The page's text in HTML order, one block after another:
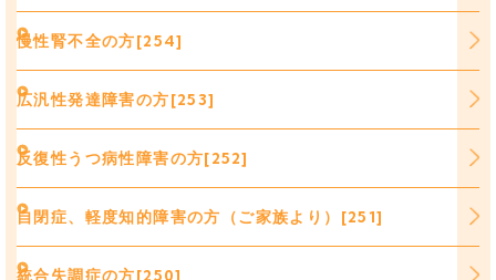
慢性腎不全の方[254]
広汎性発達障害の方[253]
反復性うつ病性障害の方[252]
自閉症、軽度知的障害の方（ご家族より）[251]
統合失調症の方[250]